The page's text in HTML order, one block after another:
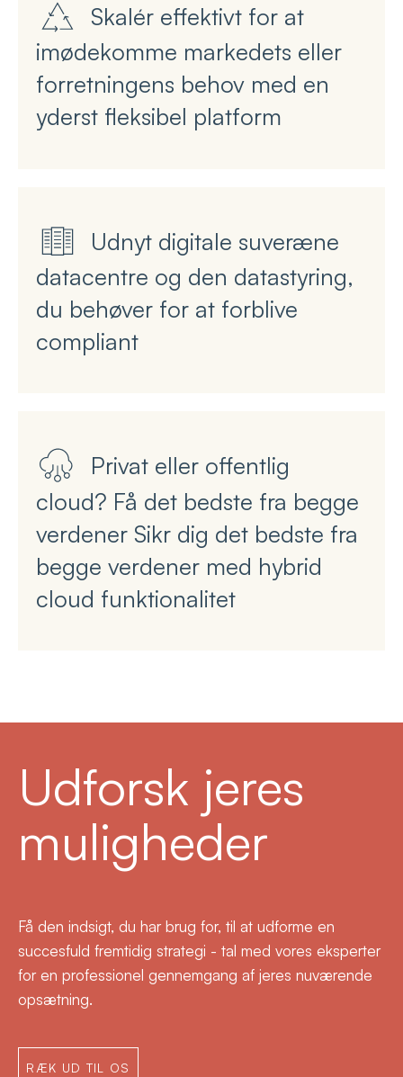
Skalér effektivt for at
imødekomme markedets eller
forretningens behov med en
yderst fleksibel platform
Udnyt digitale suveræne
datacentre og den datastyring,
du behøver for at forblive
compliant
Privat eller offentlig
cloud? Få det bedste fra begge
verdener Sikr dig det bedste fra
begge verdener med hybrid
cloud funktionalitet
Udforsk jeres
muligheder
Få den indsigt, du har brug for, til at udforme en
succesfuld fremtidig strategi - tal med vores eksperter
for en professionel gennemgang af jeres nuværende
opsætning.
RÆK UD TIL OS